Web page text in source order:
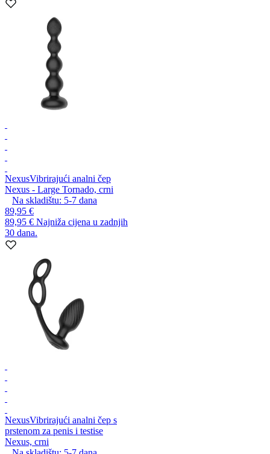
NexusVibrirajući analni čep
Nexus - Large Tornado, crni
Na skladištu: 5-7 dana
89,95 €
89,95 € Najniža cijena u zadnjih
30 dana.
NexusVibrirajući analni čep s
prstenom za penis i testise
Nexus, crni